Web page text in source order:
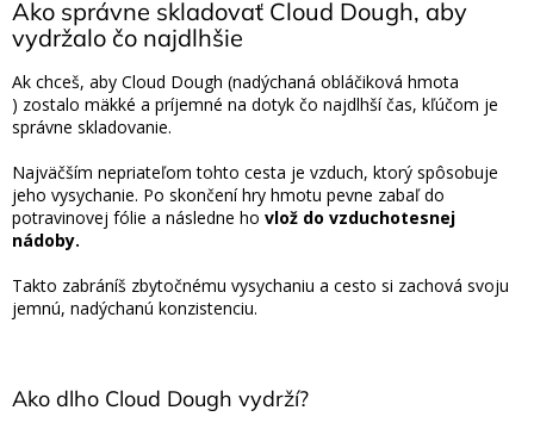
Ako správne skladovať Cloud Dough, aby
vydržalo čo najdlhšie
Ak chceš, aby Cloud Dough (nadýchaná obláčiková hmota
) zostalo mäkké a príjemné na dotyk čo najdlhší čas, kľúčom je
správne skladovanie.
Najväčším nepriateľom tohto cesta je vzduch, ktorý spôsobuje
jeho vysychanie. Po skončení hry hmotu pevne zabaľ do
potravinovej fólie a následne ho vlož do vzduchotesnej
nádoby.
Takto zabráníš zbytočnému vysychaniu a cesto si zachová svoju
jemnú, nadýchanú konzistenciu.
Ako dlho Cloud Dough vydrží?